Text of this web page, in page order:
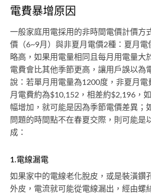
電費暴增原因
一般家庭用電採用的非時間電價計價方
價（6~9月）與非夏月電價2種：夏月電
略高，如果用電量相同且每月用電量大
電費會比其他季節更高，讓用戶誤以為
說：若單月用電量為1200度，非夏月電
月電費約為$10,152，相差約$2,196，
幅增加，就可能是因為季節電價差異；
問題的時間點不在春夏交際，則可能是
成：
1.電線漏電
如果家中的電線老化脫皮，或是裝潢鑽
外皮，電流就可能從電線漏出，經由螺